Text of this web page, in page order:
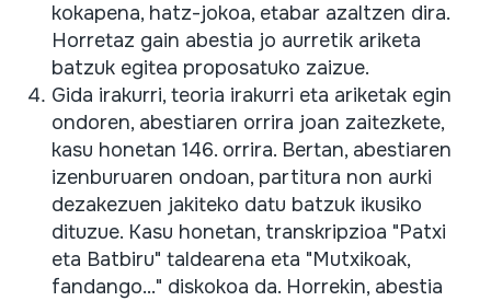
kokapena, hatz-jokoa, etabar azaltzen dira.
Horretaz gain abestia jo aurretik ariketa
batzuk egitea proposatuko zaizue.
Gida irakurri, teoria irakurri eta ariketak egin
ondoren, abestiaren orrira joan zaitezkete,
kasu honetan 146. orrira. Bertan, abestiaren
izenburuaren ondoan, partitura non aurki
dezakezuen jakiteko datu batzuk ikusiko
dituzue. Kasu honetan, transkripzioa "Patxi
eta Batbiru" taldearena eta "Mutxikoak,
fandango..." diskokoa da. Horrekin, abestia